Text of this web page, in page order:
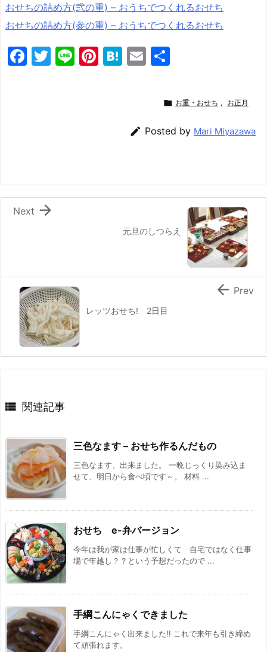
おせちの詰め方(弐の重) – おうちでつくれるおせち
おせちの詰め方(参の重) – おうちでつくれるおせち
F
k
T
Li Pi H
a
E
 お重・おせち , お正月
 Posted by Mari Miyazawa
元旦のしつらえ

Next
レッツおせち! 2日目
 Prev
 関連記事
三色なます – おせち作るんだもの
三色なます、出来ました。 一晩じっくり染み込ま
せて、明日から食べ頃です～。 材料 ...
おせち e-弁バージョン
今年は我が家は仕事が忙しくて 自宅ではなく仕事
場で年越し？？という予想だったので ...
手綱こんにゃくできました
手綱こんにゃく出来ました!! これで来年も引き締め
て頑張れます。